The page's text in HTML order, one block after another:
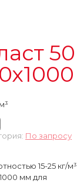
50
По запросу
15-25 кг/м³
мм для